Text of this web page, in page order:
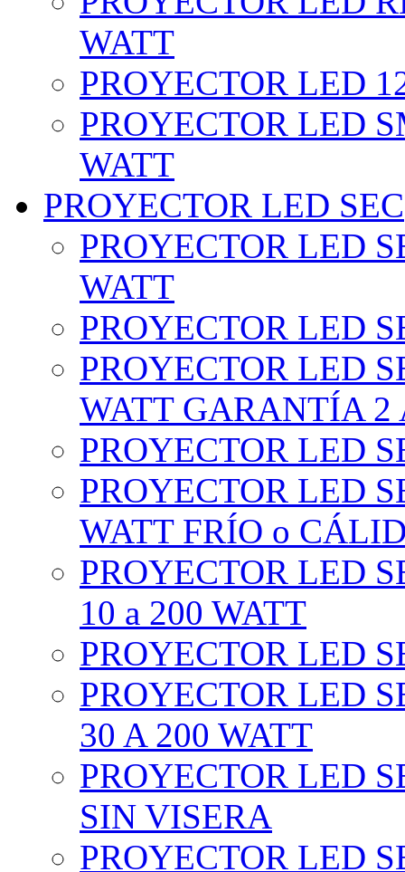
WATT
PROYECTOR LED
PROYECTOR LED
WATT
PROYECTOR LED SEC
PROYECTOR LED
WATT
PROYECTOR LED
PROYECTOR LED
WATT GARANTÍA 2
PROYECTOR LED
PROYECTOR LED
WATT FRÍO o
PROYECTOR LED
10 a 200 WATT
PROYECTOR LED
PROYECTOR LED
30 A 200 WATT
PROYECTOR LED
SIN VISERA
PROYECTOR LED